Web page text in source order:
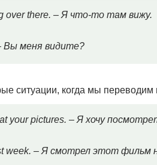
over there. – Я что-то там вижу.
Вы меня видите?
ситуации, когда мы переводим
at your pictures. – Я хочу
week. – Я смотрел этот фильм